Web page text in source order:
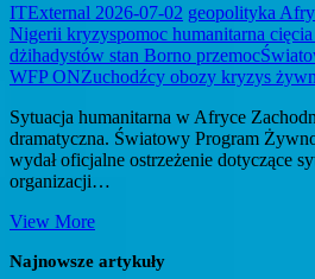
ITExternal 2026-07-02 geopolityka
Nigerii kryzyspomoc humanitarna
dżihadystów stan Borno przemoc
WFP ONZuchodźcy obozy kryzys
Sytuacja humanitarna w Afryce
dramatyczna. Światowy Program
wydał oficjalne ostrzeżenie dotyczące
organizacji…
View MoreONZ:
w
Najnowsze artykuły